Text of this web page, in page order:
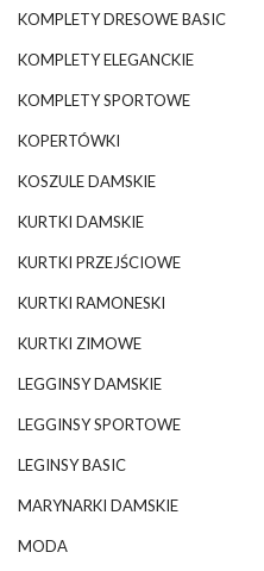
KOMPLETY DRESOWE BASIC
KOMPLETY ELEGANCKIE
KOMPLETY SPORTOWE
KOPERTÓWKI
KOSZULE DAMSKIE
KURTKI DAMSKIE
KURTKI PRZEJŚCIOWE
KURTKI RAMONESKI
KURTKI ZIMOWE
LEGGINSY DAMSKIE
LEGGINSY SPORTOWE
LEGINSY BASIC
MARYNARKI DAMSKIE
MODA